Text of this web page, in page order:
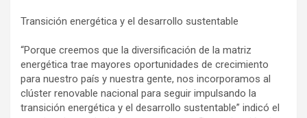
Transición energética y el desarrollo sustentable
“Porque creemos que la diversificación de la matriz
energética trae mayores oportunidades de crecimiento
para nuestro país y nuestra gente, nos incorporamos al
clúster renovable nacional para seguir impulsando la
transición energética y el desarrollo sustentable” indicó el